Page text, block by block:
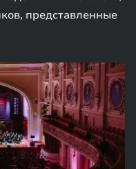
представленные